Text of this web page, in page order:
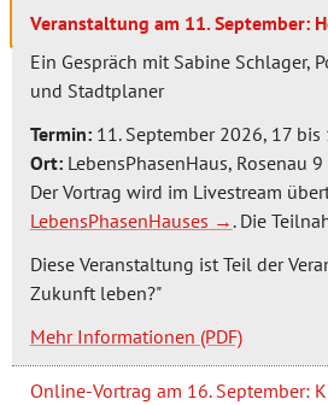
Veranstaltung am 11. September:
Ein Gespräch mit Sabine Schlager,
und Stadtplaner
Termin:11. September 2026, 17 bis
Ort: LebensPhasenHaus, Rosenau
Der Vortrag wird im Livestream
LebensPhasenHauses
. Die
Diese Veranstaltung ist Teil der
Zukunft leben?"
Mehr Informationen
Online-Vortrag am 16. September: